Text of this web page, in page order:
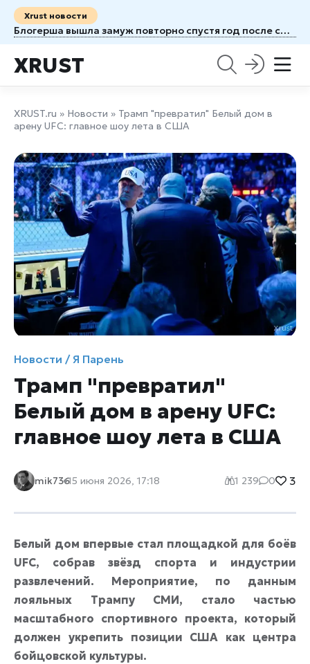
Xrust новости
Блогерша вышла замуж повторно спустя год после смерти мужа от рака
XRUST
XRUST.ru » Новости » Трамп "превратил" Белый дом в
арену UFC: главное шоу лета в США
Новости / Я Парень
Трамп "превратил"
Белый дом в арену UFC:
главное шоу лета в США
mik73615 июня 2026, 17:18 1 239 0 3
Белый дом впервые стал площадкой для боёв
UFC, собрав звёзд спорта и индустрии
развлечений. Мероприятие, по данным
лояльных Трампу СМИ, стало частью
масштабного спортивного проекта, который
должен укрепить позиции США как центра
бойцовской культуры.